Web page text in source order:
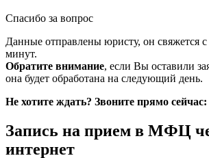
Спасибо за вопрос
Данные отправлены юристу, он свяжется
минут.
Обратите внимание, если Вы оставили
она будет обработана на следующий день.
Не хотите ждать? Звоните прямо сейчас:
Запись на прием в МФЦ
интернет